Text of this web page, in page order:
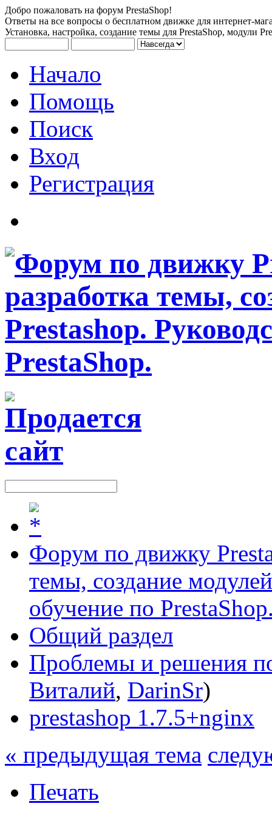
Добро пожаловать на форум PrestaShop!
Ответы на все вопросы о бесплатном движке для интернет-
Установка, настройка, создание темы для PrestaShop, модули
Начало
Помощь
Поиск
Вход
Регистрация
Форум по движку
темы, создание
обучение по
Общий раздел
Проблемы и решения
Виталий, DarinSr)
prestashop 1.7.5+nginx
« предыдущая тема
Печать